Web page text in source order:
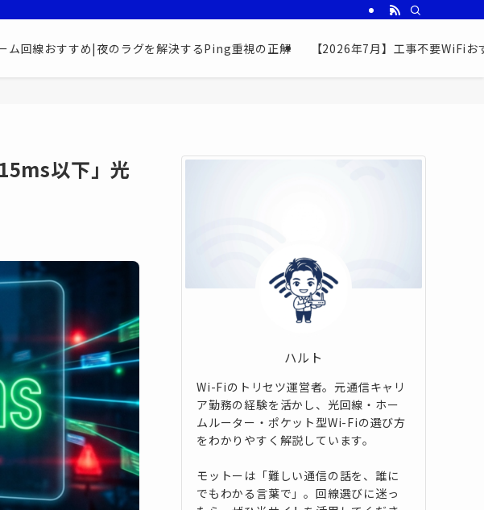
ム回線おすすめ|夜のラグを解決するPing重視の正解 【2026年7月】工事不要WiFi
以下」光
ハルト
Wi-Fiのトリセツ運営者。元通信キャリ
ア勤務の経験を活かし、光回線・ホー
ムルーター・ポケット型Wi-Fiの選び方
をわかりやすく解説しています。
モットーは「難しい通信の話を、誰に
でもわかる言葉で」。回線選びに迷っ